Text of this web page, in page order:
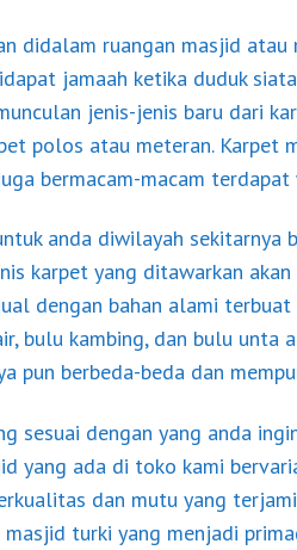
didalam ruangan masjid
jamaah ketika duduk
jenis-jenis baru dari
polos atau meteran. Karpet
bermacam-macam terdapat
anda diwilayah
karpet yang ditawarkan
dengan bahan alami
bulu kambing, dan bulu unta
pun berbeda-beda dan
sesuai dengan yang anda
yang ada di toko kami
dan mutu yang
turki yang menjadi